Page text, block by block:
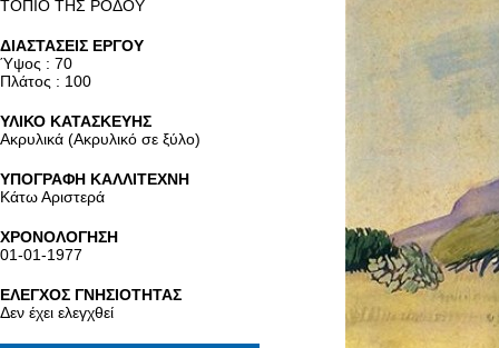
ΤΟΠΙΟ ΤΗΣ ΡΟΔΟΥ
ΔΙΑΣΤΑΣΕΙΣ ΕΡΓΟΥ
Ύψος : 70
Πλάτος : 100
ΥΛΙΚΟ ΚΑΤΑΣΚΕΥΗΣ
Ακρυλικά (Ακρυλικό σε ξύλο)
ΥΠΟΓΡΑΦΗ ΚΑΛΛΙΤΕΧΝΗ
Κάτω Αριστερά
ΧΡΟΝΟΛΟΓΗΣΗ
01-01-1977
ΕΛΕΓΧΟΣ ΓΝΗΣΙΟΤΗΤΑΣ
Δεν έχει ελεγχθεί